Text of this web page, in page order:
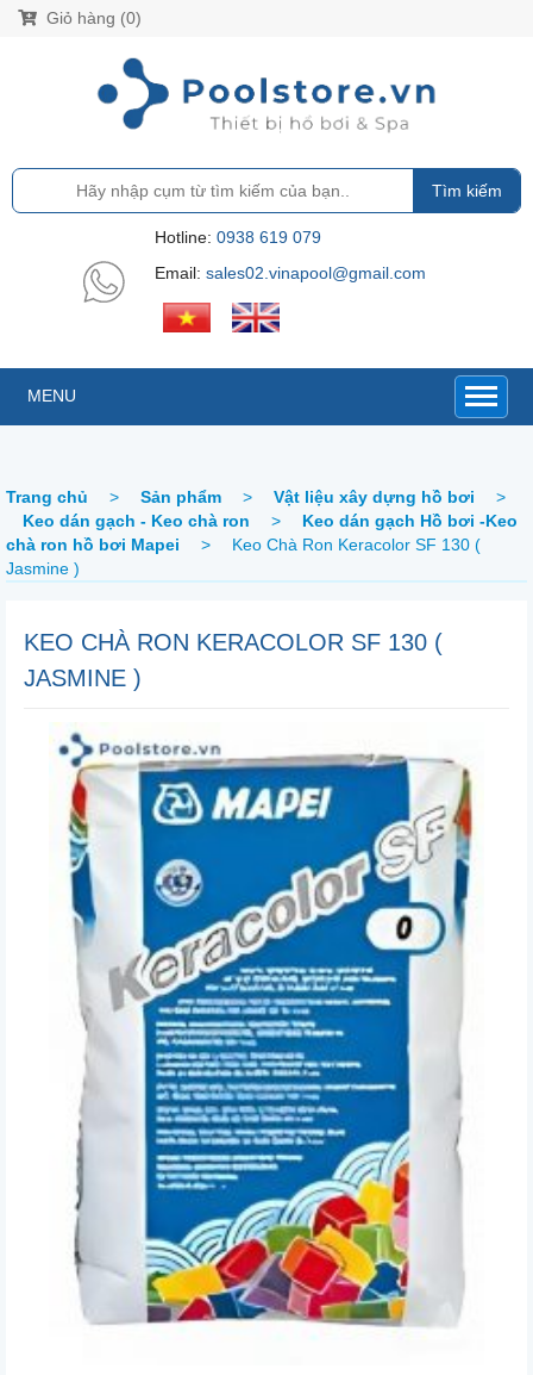
Giỏ hàng (0)
Tìm kiếm
Hotline: 0938 619 079
Email: sales02.vinapool@gmail.com
MENU
Trang chủ > Sản phẩm > Vật liệu xây dựng hồ bơi
>
Keo dán gạch - Keo chà ron
>
Keo dán gạch Hồ bơi -Keo
chà ron hồ bơi Mapei
>
Keo Chà Ron Keracolor SF 130 (
Jasmine )
KEO CHÀ RON KERACOLOR SF 130 (
JASMINE )